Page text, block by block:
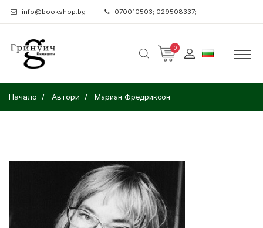
info@bookshop.bg 070010503; 029508337;
0
Начало Автори Мариан Фредриксон